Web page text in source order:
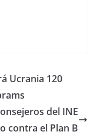
Ucrania 120
del INE
contra el Plan B